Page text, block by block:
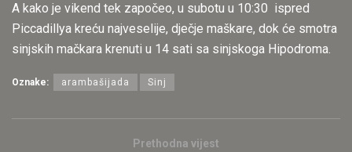
A kako je vikend tek započeo, u subotu u 10:30 ispred
Piccadillya kreću najveselije, dječje maškare, dok će smotra
sinjskih mačkara krenuti u 14 sati sa sinjskoga Hipodroma.
Oznake: arambašijada Sinj
Prethodna vijest